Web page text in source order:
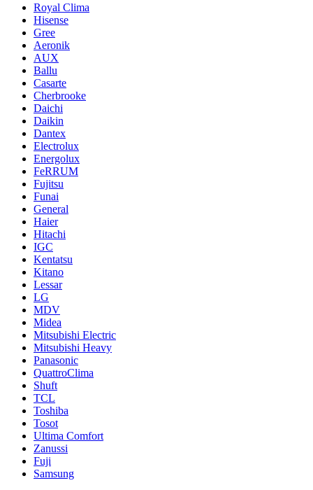
Royal Clima
Hisense
Gree
Aeronik
AUX
Ballu
Casarte
Cherbrooke
Daichi
Daikin
Dantex
Electrolux
Energolux
FeRRUM
Fujitsu
Funai
General
Haier
Hitachi
IGC
Kentatsu
Kitano
Lessar
LG
MDV
Midea
Mitsubishi Electric
Mitsubishi Heavy
Panasonic
QuattroClima
Shuft
TCL
Toshiba
Tosot
Ultima Comfort
Zanussi
Fuji
Samsung